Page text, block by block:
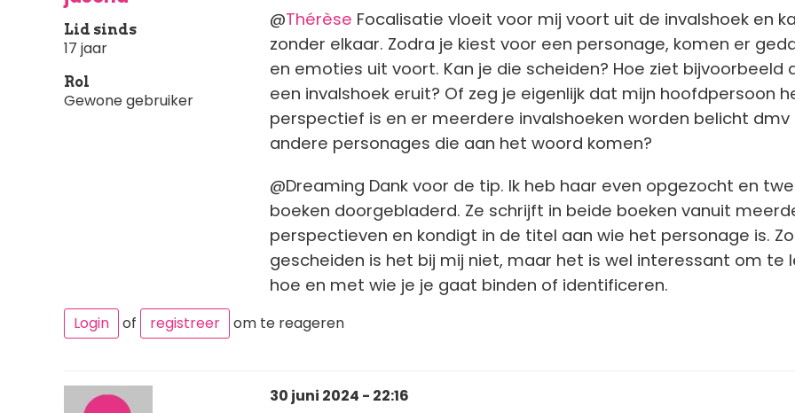
Lid sinds
17 jaar
Rol
Gewone gebruiker
@Thérèse Focalisatie vloeit voor mij voort uit de invalshoek en
zonder elkaar. Zodra je kiest voor een personage, komen er
en emoties uit voort. Kan je die scheiden? Hoe ziet bijvoorbeeld
een invalshoek eruit? Of zeg je eigenlijk dat mijn hoofdpersoon
perspectief is en er meerdere invalshoeken worden belicht dmv
andere personages die aan het woord komen?
@Dreaming Dank voor de tip. Ik heb haar even opgezocht en
boeken doorgebladerd. Ze schrijft in beide boeken vanuit
perspectieven en kondigt in de titel aan wie het personage is. Zo
gescheiden is het bij mij niet, maar het is wel interessant om te
hoe en met wie je je gaat binden of identificeren.
Login of registreer om te reageren
30 juni 2024 - 22:16